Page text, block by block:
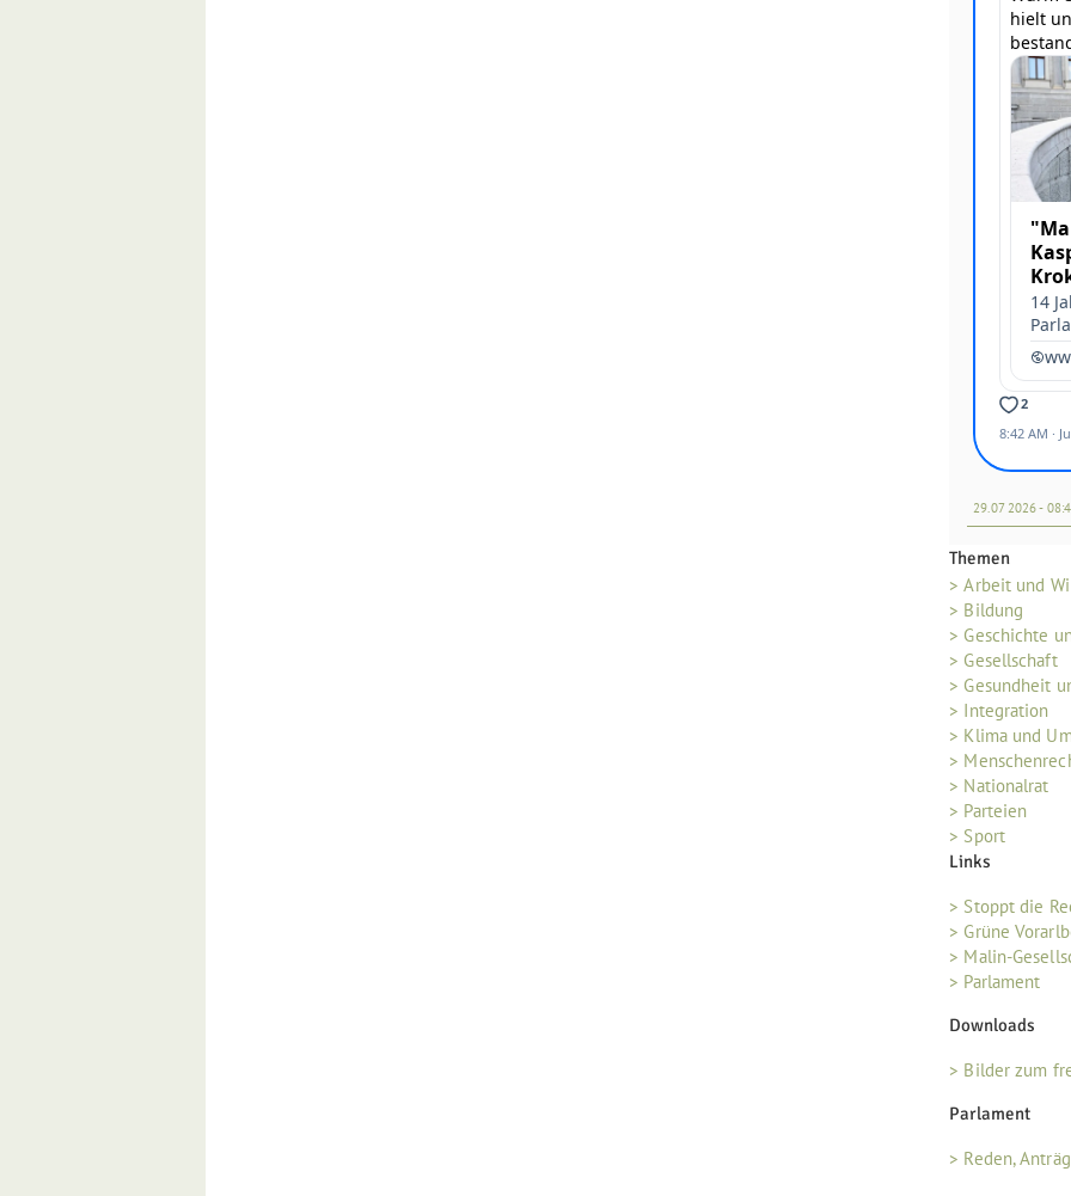
29.07 2026 -
Themen
> Arbeit und
> Bildung
> Geschichte
> Gesellschaft
> Gesundheit
> Integration
> Klima und
>
> Nationalrat
> Parteien
> Sport
Links
> Stoppt die
> Grüne
> Malin-
> Parlament
Downloads
> Bilder zum
Parlament
> Reden,